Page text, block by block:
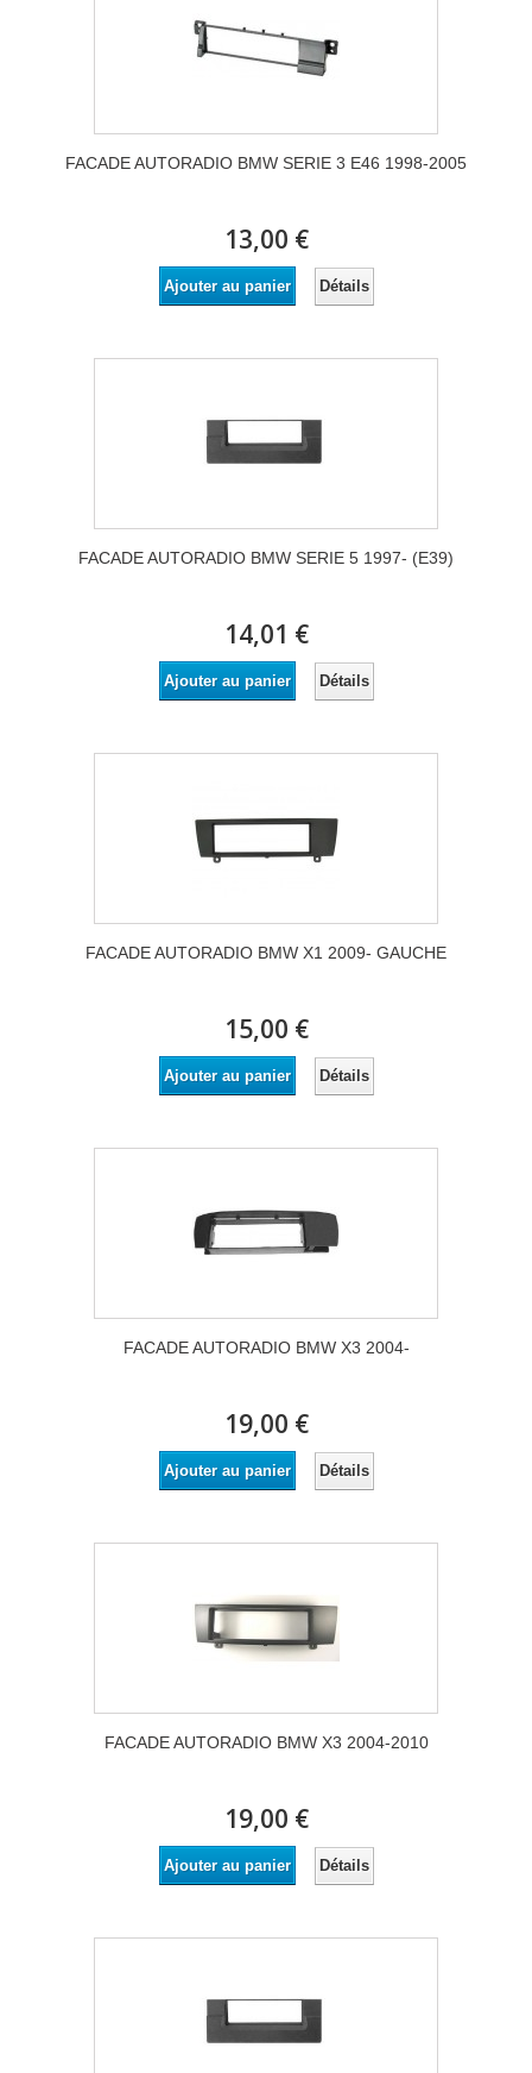
FACADE AUTORADIO BMW SERIE 3 E46 1998-2005
13,00 €
Ajouter au panier Détails
FACADE AUTORADIO BMW SERIE 5 1997- (E39)
14,01 €
Ajouter au panier Détails
FACADE AUTORADIO BMW X1 2009- GAUCHE
15,00 €
Ajouter au panier Détails
FACADE AUTORADIO BMW X3 2004-
19,00 €
Ajouter au panier Détails
FACADE AUTORADIO BMW X3 2004-2010
19,00 €
Ajouter au panier Détails